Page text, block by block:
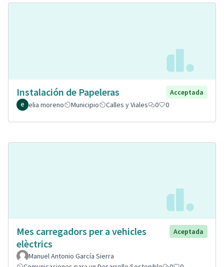
Instalación de Papeleras
Acceptada
elia moreno
Municipio Calles y Viales 0 0
Mes carregadors per a vehicles
elèctrics
Aceptada
Manuel Antonio García Sierra